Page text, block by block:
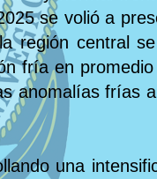
se volió a
región central
fría en
anomalías frías
una